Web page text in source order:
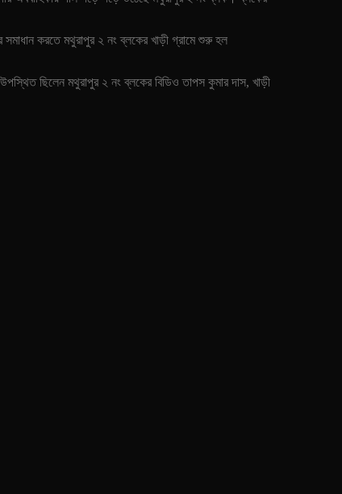
করতে মথুরাপুর ২ নং ব্লকের খাড়ী গ্রামে শুরু হল
ছিলেন মথুরাপুর ২ নং ব্লকের বিডিও তাপস কুমার দাস, খাড়ী